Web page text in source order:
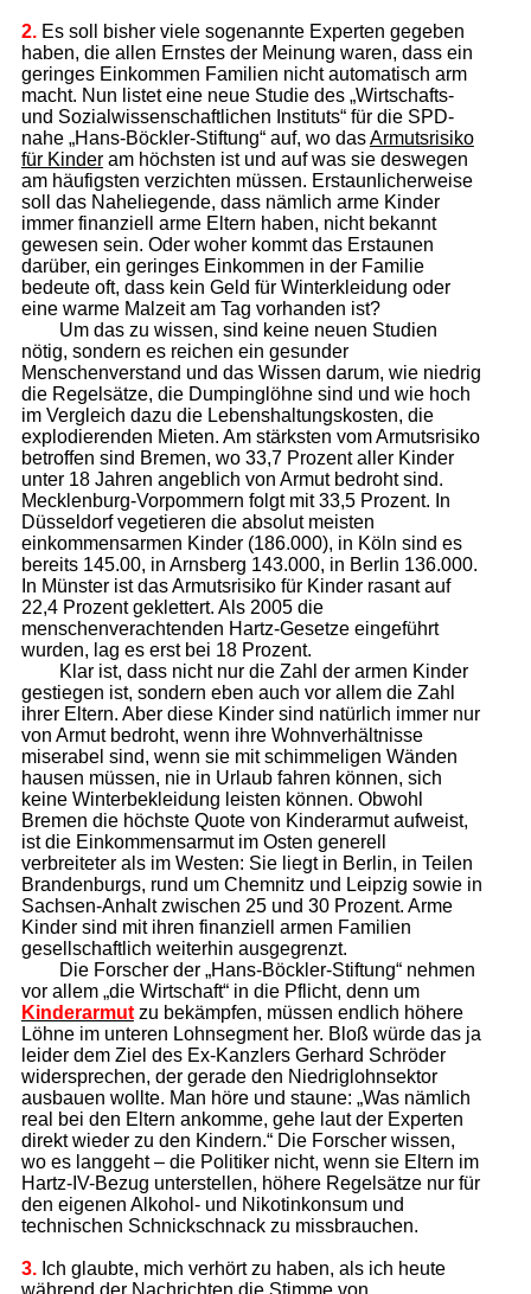
2.Es soll bisher viele sogenannte Experten gegeben
haben, die allen Ernstes der Meinung waren, dass ein
geringes Einkommen Familien nicht automatisch arm
macht. Nun listet eine neue Studie des „Wirtschafts-
und Sozialwissenschaftlichen Instituts“ für die SPD-
nahe „Hans-Böckler-Stiftung“ auf, wo dasArmutsrisiko
für Kinderam höchsten ist und auf was sie deswegen
am häufigsten verzichten müssen. Erstaunlicherweise
soll das Naheliegende, dass nämlich arme Kinder
immer finanziell arme Eltern haben, nicht bekannt
gewesen sein. Oder woher kommt das Erstaunen
darüber, ein geringes Einkommen in der Familie
bedeute oft, dass kein Geld für Winterkleidung oder
eine warme Malzeit am Tag vorhanden ist?
Um das zu wissen, sind keine neuen Studien
nötig, sondern es reichen ein gesunder
Menschenverstand und das Wissen darum, wie niedrig
die Regelsätze, die Dumpinglöhne sind und wie hoch
im Vergleich dazu die Lebenshaltungskosten, die
explodierenden Mieten. Am stärksten vom Armutsrisiko
betroffen sind Bremen, wo 33,7 Prozent aller Kinder
unter 18 Jahren angeblich von Armut bedroht sind.
Mecklenburg-Vorpommern folgt mit 33,5 Prozent. In
Düsseldorf vegetieren die absolut meisten
einkommensarmen Kinder (186.000), in Köln sind es
bereits 145.00, in Arnsberg 143.000, in Berlin 136.000.
In Münster ist das Armutsrisiko für Kinder rasant auf
22,4 Prozent geklettert. Als 2005 die
menschenverachtenden Hartz-Gesetze eingeführt
wurden, lag es erst bei 18 Prozent.
Klar ist, dass nicht nur die Zahl der armen Kinder
gestiegen ist, sondern eben auch vor allem die Zahl
ihrer Eltern. Aber diese Kinder sind natürlich immer nur
von Armut bedroht, wenn ihre Wohnverhältnisse
miserabel sind, wenn sie mit schimmeligen Wänden
hausen müssen, nie in Urlaub fahren können, sich
keine Winterbekleidung leisten können. Obwohl
Bremen die höchste Quote von Kinderarmut aufweist,
ist die Einkommensarmut im Osten generell
verbreiteter als im Westen: Sie liegt in Berlin, in Teilen
Brandenburgs, rund um Chemnitz und Leipzig sowie in
Sachsen-Anhalt zwischen 25 und 30 Prozent. Arme
Kinder sind mit ihren finanziell armen Familien
gesellschaftlich weiterhin ausgegrenzt.
Die Forscher der „Hans-Böckler-Stiftung“ nehmen
vor allem „die Wirtschaft“ in die Pflicht, denn um
Kinderarmutzu bekämpfen, müssen endlich höhere
Löhne im unteren Lohnsegment her. Bloß würde das ja
leider dem Ziel des Ex-Kanzlers Gerhard Schröder
widersprechen, der gerade den Niedriglohnsektor
ausbauen wollte. Man höre und staune: „Was nämlich
real bei den Eltern ankomme, gehe laut der Experten
direkt wieder zu den Kindern.“ Die Forscher wissen,
wo es langgeht – die Politiker nicht, wenn sie Eltern im
Hartz-IV-Bezug unterstellen, höhere Regelsätze nur für
den eigenen Alkohol- und Nikotinkonsum und
technischen Schnickschnack zu missbrauchen.
3.Ich glaubte, mich verhört zu haben, als ich heute
während der Nachrichten die Stimme von